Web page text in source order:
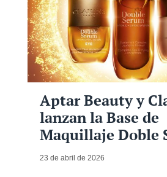
Aptar Beauty y
lanzan la Base de
Maquillaje Doble
23 de abril de 2026